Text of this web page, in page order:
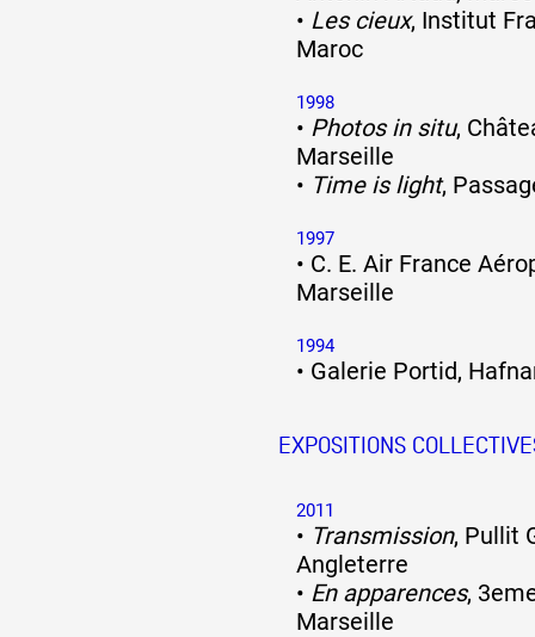
De A à Z
Année par année
Collection vidéos
• Les cieux, Institut
Maroc
1998
• Photos in situ,
Marseille
• Time is light,
1997
• C. E. Air France
Marseille
1994
• Galerie Portid,
EXPOSITIONS
2011
• Transmission, Pullit
Angleterre
• En apparences,
Marseille